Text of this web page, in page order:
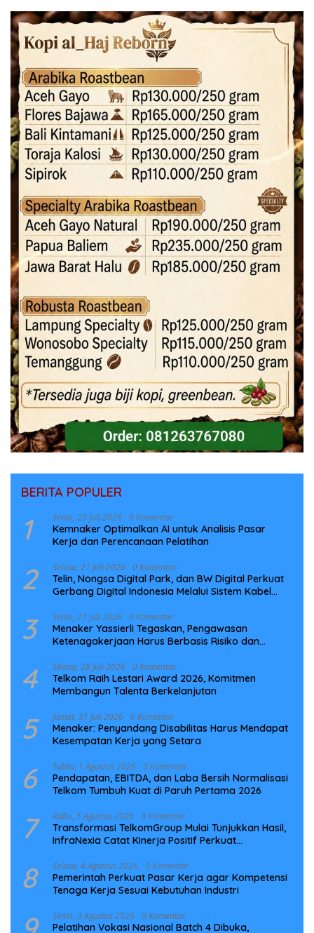
BERITA POPULER
1 Senin, 20 Juli 2026 0 Komentar
Kemnaker Optimalkan AI untuk Analisis Pasar
Kerja dan Perencanaan Pelatihan
2 Selasa, 21 Juli 2026 0 Komentar
Telin, Nongsa Digital Park, dan BW Digital Perkuat
Gerbang Digital Indonesia Melalui Sistem Kabel
3 Senin, 27 Juli 2026 0 Komentar
Menaker Yassierli Tegaskan, Pengawasan
Ketenagakerjaan Harus Berbasis Risiko dan
4 Selasa, 28 Juli 2026 0 Komentar
Telkom Raih Lestari Award 2026, Komitmen
Membangun Talenta Berkelanjutan
5 Jumat, 31 Juli 2026 0 Komentar
Menaker: Penyandang Disabilitas Harus Mendapat
Kesempatan Kerja yang Setara
6 Sabtu, 1 Agustus 2026 0 Komentar
Pendapatan, EBITDA, dan Laba Bersih Normalisasi
Telkom Tumbuh Kuat di Paruh Pertama 2026
7 Rabu, 5 Agustus 2026 0 Komentar
Transformasi TelkomGroup Mulai Tunjukkan Hasil,
InfraNexia Catat Kinerja Positif Perkuat
8 Selasa, 4 Agustus 2026 0 Komentar
Pemerintah Perkuat Pasar Kerja agar Kompetensi
Tenaga Kerja Sesuai Kebutuhan Industri
Senin, 3 Agustus 2026 0 Komentar
Pelatihan Vokasi Nasional Batch 4 Dibuka,